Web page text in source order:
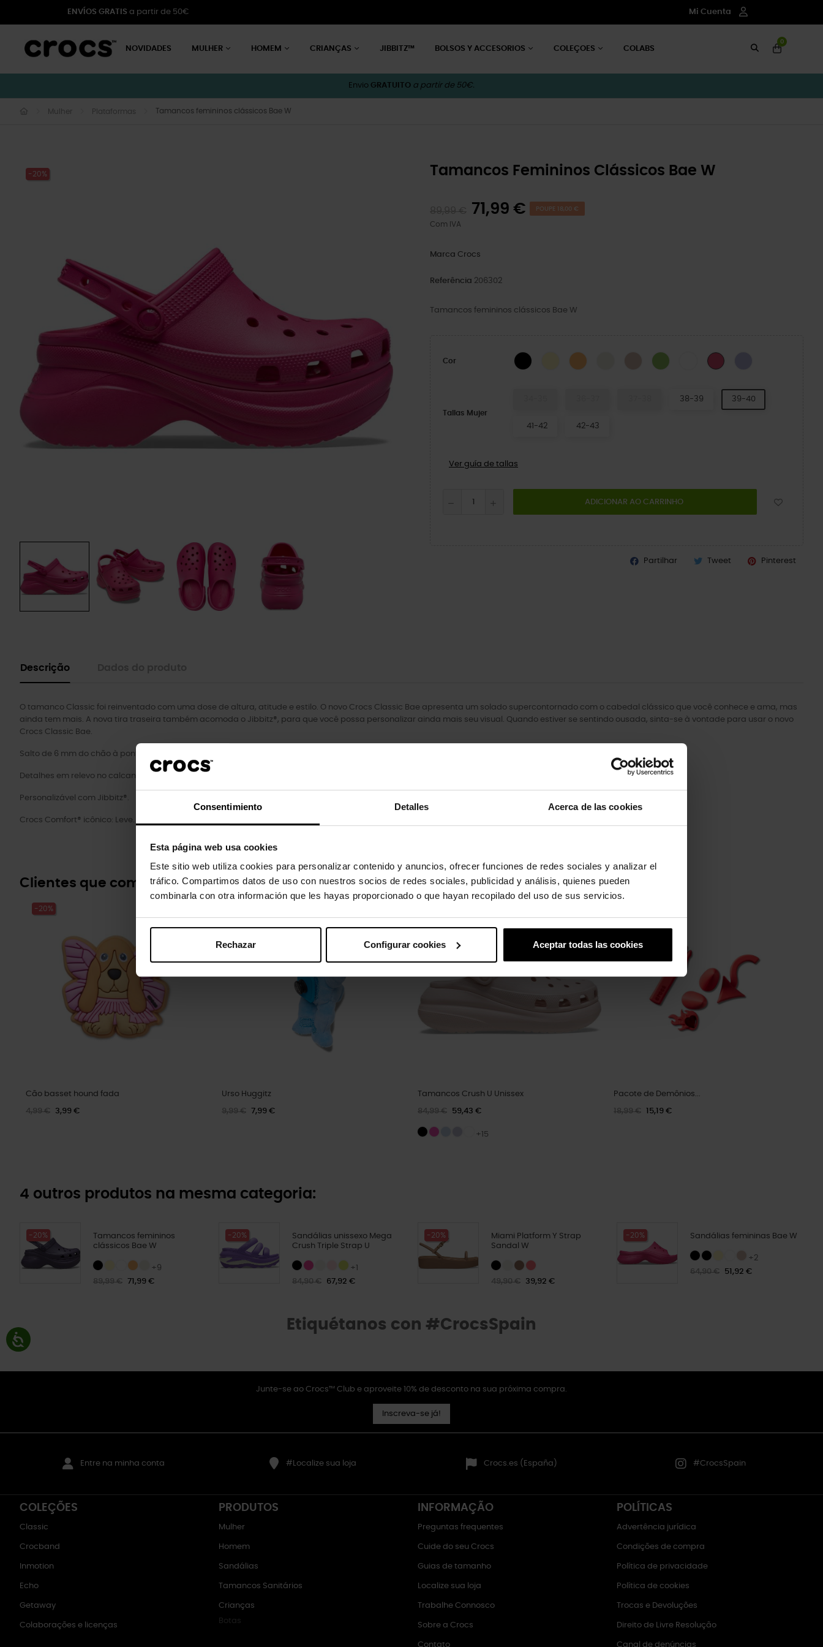
Consentimiento Detalles Acerca de las cookies
Esta página web usa cookies
Este sitio web utiliza cookies para personalizar contenido y anuncios, ofrecer funciones de redes sociales y analizar el
tráfico. Compartimos datos de uso con nuestros socios de redes sociales, publicidad y análisis, quienes pueden
combinarla con otra información que les hayas proporcionado o que hayan recopilado del uso de sus servicios.
Rechazar Configurar cookies Aceptar todas las cookies
ENVÍOS GRATIS a partir de 50€ Mi Cuenta
NOVIDADES MULHER HOMEM CRIANÇAS JIBBITZ™ BOLSOS Y ACCESORIOS COLEÇOES COLABS
0
Envio GRATUITO a partir de 50€.
Mulher Plataformas Tamancos femininos clássicos Bae W
-20% Tamancos Femininos Clássicos Bae W
71,99 € POUPE 18,00 €
Com IVA
Marca Crocs
Referência 206302
Tamancos femininos clássicos Bae W
Cor BLACK DaylilyOrangesicle QuartzKiwi WHITE Dragon Fruit
Tallas Mujer
38-39 39-40
41-42 42-43
Ver guía de tallas
ADICIONAR AO CARRINHO
Partilhar Tweet Pinterest
Descrição
O tamanco Classic foi reinventado com uma dose de altura, atitude e estilo. O novo Crocs Classic Bae apresenta um solado supercontornado com o cabedal clássico que você conhece e ama, mas
ainda tem mais. A nova tira traseira também acomoda o Jibbitz®, para que você possa personalizar ainda mais seu visual. Quando estiver se sentindo ousada, sinta-se à vontade para usar o novo
Crocs Classic Bae.
Salto de 6 mm do chão à ponta.
Detalhes em relevo no calcanhar, gáspea e contraforte.
Personalizável com Jibbitz®.
Crocs Comfort® icônico: Leve. Flexível. Conforto de todos os ângulos.
Clientes que compraram este produto também compraram:
-20%
Cão basset hound fada
4,99 € 3,99 €
Urso Huggitz
9,99 € 7,99 €
Tamancos Crush U Unissex
84,99 € 59,43 €
+15
Pacote de Demônios...
18,99 € 15,19 €
4 outros produtos na mesma categoria:
-20%
Tamancos femininos
clássicos Bae W
+9
89,99 €
71,99 €
-20%
Sandálias unissexo Mega
Crush Triple Strap U
+1
84,90 €
67,92 €
-20%
Miami Platform Y Strap
Sandal W
49,90 € 39,92 €
-20% Sandálias femininas Bae W
+2
64,90 €
51,92 €
Etiquétanos con #CrocsSpain
Junte-se ao Crocs™ Club e aproveite 10% de desconto na sua próxima compra.
Inscreva-se já!
Entre na minha conta #Localize sua loja Crocs.es (España) #CrocsSpain
COLEÇÕES
Classic
Crocband
Inmotion
Echo
Getaway
Colaborações e licenças
PRODUTOS
Mulher
Homem
Sandálias
Tamancos Sanitários
Crianças
Botas
INFORMAÇÃO
Preguntas frequentes
Cuide do seu Crocs
Guias de tamanho
Localize sua loja
Trabalhe Connosco
Sobre a Crocs
Contato
POLÍTICAS
Advertência jurídica
Condições de compra
Política de privacidade
Política de cookies
Trocas e Devoluções
Direito de Livre Resolução
Canal de denúncias